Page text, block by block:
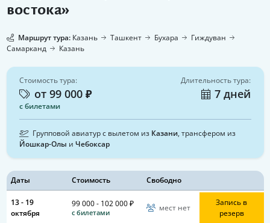
востока»
Маршрут тура: Казань Ташкент Бухара
Гиждуван
Самарканд
Казань
Даты Стоимость Свободно
13 - 19
октября
99 000 - 102 000 ₽
с билетами мест нет
Запись в
резерв
Стоимость тура:
от 99 000 ₽
с билетами
Длительность тура:
7 дней
Групповой авиатур с вылетом из Казани, трансфером из
Йошкар-Олы и Чебоксар